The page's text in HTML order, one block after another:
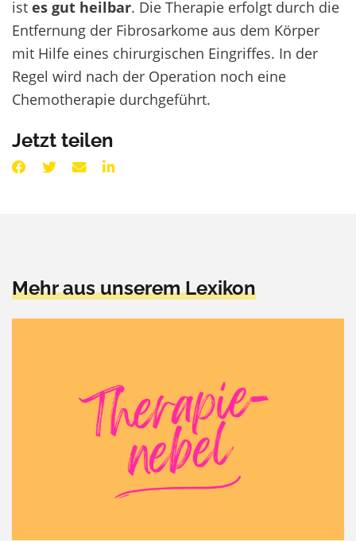
ist es gut heilbar. Die Therapie erfolgt durch die
Entfernung der Fibrosarkome aus dem Körper
mit Hilfe eines chirurgischen Eingriffes. In der
Regel wird nach der Operation noch eine
Chemotherapie durchgeführt.
Jetzt teilen
Mehr aus unserem Lexikon